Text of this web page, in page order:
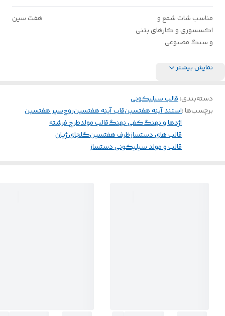
مناسب شات شمع و
اکسسوری و کارهای بتنی
و سنگ مصنوعی
هفت سین
نمایش بیشتر
دسته‌بندی:قالب سیلیکونی
برچسب‌ها :استند آینه هفتسینقاب آینه هفتسینروحسیر هفتسین
اژدها و نهنگکفی نهنگقالب مولدطرح فرشته
قالب های دستسازظرف هفتسینگلجای ژیان
قالب و مولد سیلیکونی دستساز